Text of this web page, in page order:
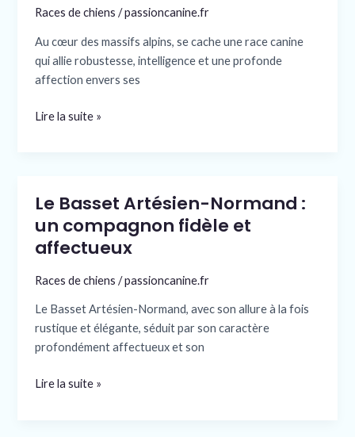
Races de chiens /passioncanine.fr
Au cœur des massifs alpins, se cache une race canine
qui allie robustesse, intelligence et une profonde
affection envers ses
caractéristiques
exigences
de
cette
unique
Lire la suite »
Le Basset Artésien-Normand :
un compagnon fidèle et
affectueux
Races de chiens /passioncanine.fr
Le Basset Artésien-Normand, avec son allure à la fois
rustique et élégante, séduit par son caractère
profondément affectueux et son
Le
Basset
Artésien-
Normand
:
compagnon
fidèle
et
Lire la suite »